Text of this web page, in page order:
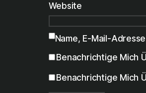
Website
Name, E-Mail-
Benachrichtige Mich
Benachrichtige Mich